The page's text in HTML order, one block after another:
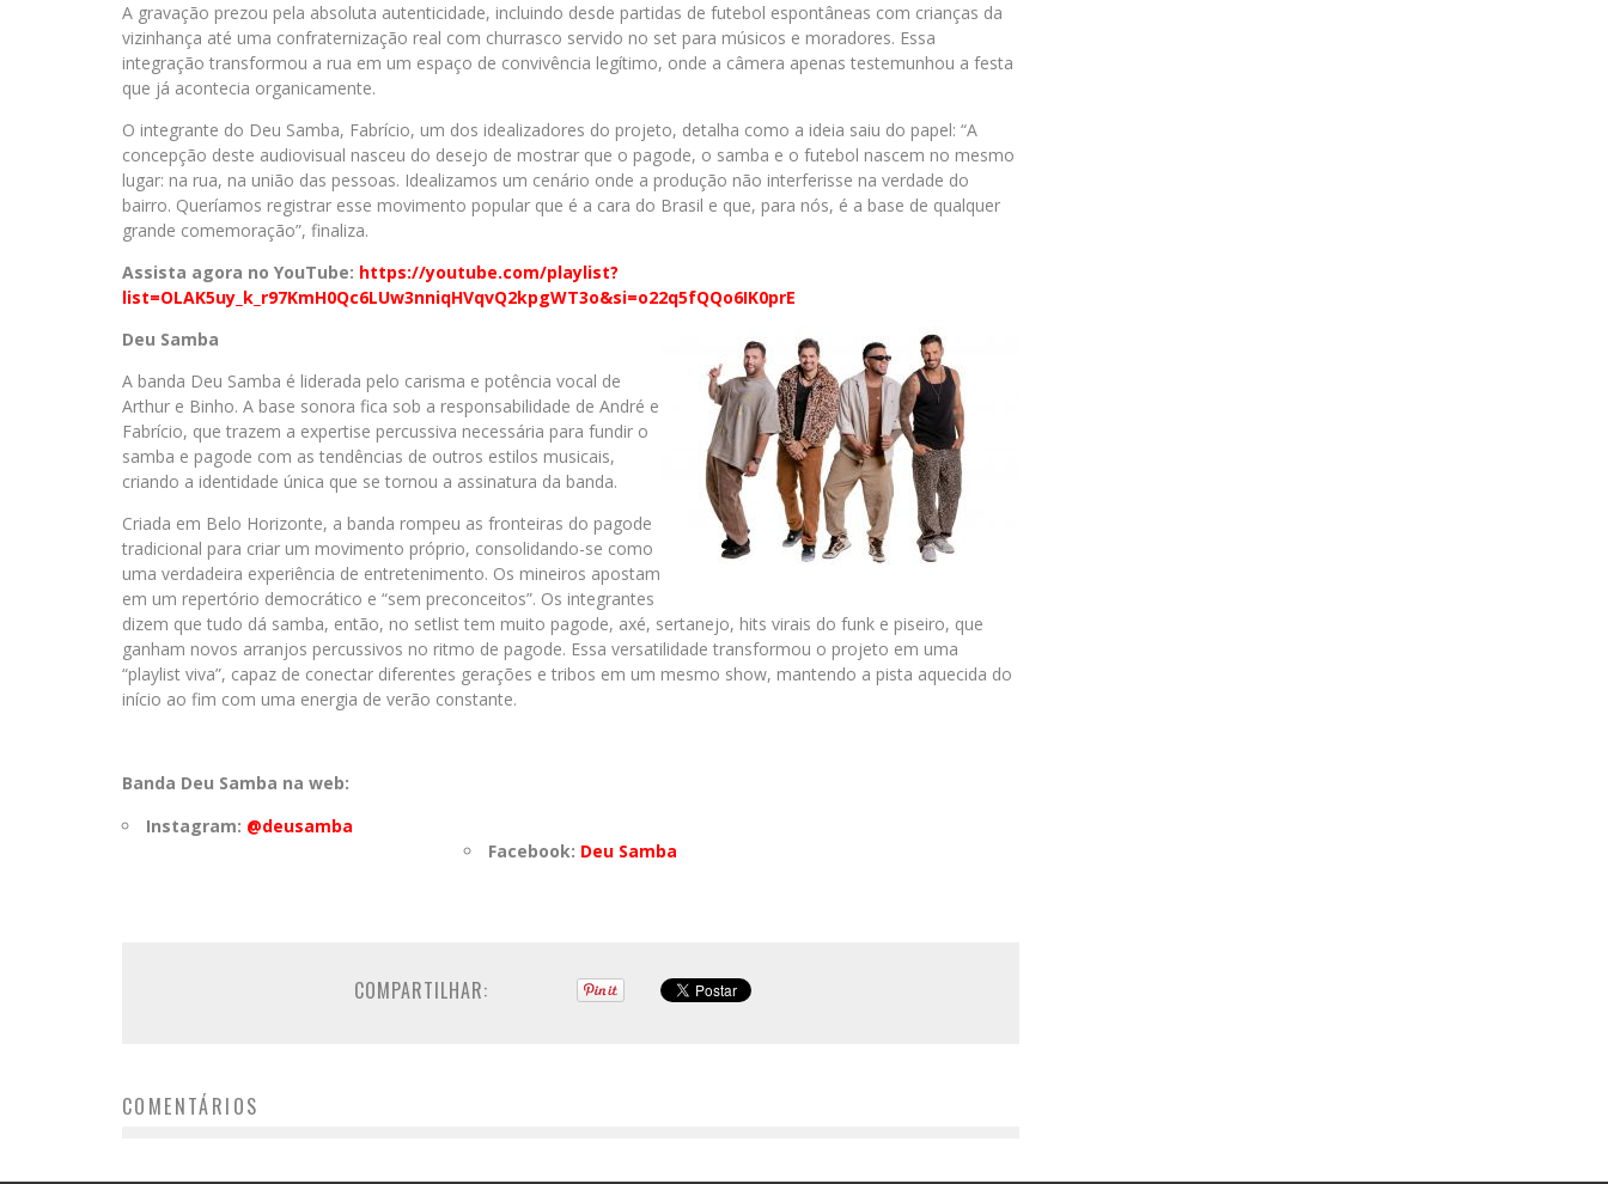
A gravação prezou pela absoluta autenticidade, incluindo desde partidas de futebol espontâneas com crianças da
vizinhança até uma confraternização real com churrasco servido no set para músicos e moradores. Essa
integração transformou a rua em um espaço de convivência legítimo, onde a câmera apenas testemunhou a festa
que já acontecia organicamente.
O integrante do Deu Samba, Fabrício, um dos idealizadores do projeto, detalha como a ideia saiu do papel: “A
concepção deste audiovisual nasceu do desejo de mostrar que o pagode, o samba e o futebol nascem no mesmo
lugar: na rua, na união das pessoas. Idealizamos um cenário onde a produção não interferisse na verdade do
bairro. Queríamos registrar esse movimento popular que é a cara do Brasil e que, para nós, é a base de qualquer
grande comemoração”, finaliza.
Assista agora no YouTube: https://youtube.com/playlist?
list=OLAK5uy_k_r97KmH0Qc6LUw3nniqHVqvQ2kpgWT3o&si=o22q5fQQo6IK0prE
Deu Samba
A banda Deu Samba é liderada pelo carisma e potência vocal de
Arthur e Binho. A base sonora fica sob a responsabilidade de André e
Fabrício, que trazem a expertise percussiva necessária para fundir o
samba e pagode com as tendências de outros estilos musicais,
criando a identidade única que se tornou a assinatura da banda.
Criada em Belo Horizonte, a banda rompeu as fronteiras do pagode
tradicional para criar um movimento próprio, consolidando-se como
uma verdadeira experiência de entretenimento. Os mineiros apostam
em um repertório democrático e “sem preconceitos”. Os integrantes
dizem que tudo dá samba, então, no setlist tem muito pagode, axé, sertanejo, hits virais do funk e piseiro, que
ganham novos arranjos percussivos no ritmo de pagode. Essa versatilidade transformou o projeto em uma
“playlist viva”, capaz de conectar diferentes gerações e tribos em um mesmo show, mantendo a pista aquecida do
início ao fim com uma energia de verão constante.
Banda Deu Samba na web:
Instagram: @deusamba
Facebook: Deu Samba
COMPARTILHAR:
COMENTÁRIOS